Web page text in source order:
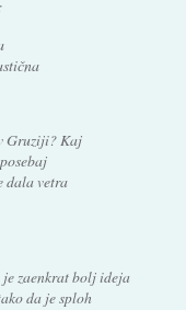
Gruziji? Kaj
dala vetra
zaenkrat bolj ideja
da je sploh